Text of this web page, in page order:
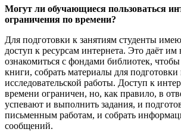
Могут ли обучающиеся пользоваться
ограничения по времени?
Для подготовки к занятиям студенты
доступ к ресурсам интернета. Это даёт им
ознакомиться с фондами библиотек,
книги, собрать материалы для подготовки
исследовательской работы. Доступ к
времени ограничен, но, как правило, в
успевают и выполнить задания, и
письменным работам, и собрать
сообщений.